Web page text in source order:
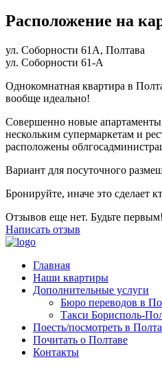
Расположение на
ул. Соборности 61А, Полтава
ул. Соборности 61-А
Однокомнатная квартира в
вообще идеально!
Совершенно новые
нескольким супермаркетам и
расположены
Вариант для посуточного
Бронируйте, иначе это сделает
Отзывов еще нет. Будьте первым!
Написать отзыв
Главная
Наши квартиры
Дополнительные услуги
Бюро переводов в
Такси Борисполь-
Поесть/посмотреть в
Почитать о Полтаве
Контакты